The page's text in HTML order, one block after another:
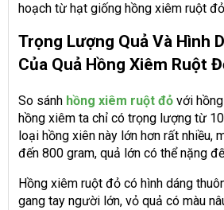
hoạch từ hạt giống hồng xiêm ruột
Trọng Lượng Quả Và Hình
Của Quả Hồng Xiêm Ruột
So sánh hồng xiêm ruột đỏ với
hồng xiêm ta chỉ có trọng lượng từ
loại hồng xiên này lớn hơn rất nhiều,
đến 800 gram, quả lớn có thể nặng
Hồng xiêm ruột đỏ có hình dáng
gang tay người lớn, vỏ quả có màu